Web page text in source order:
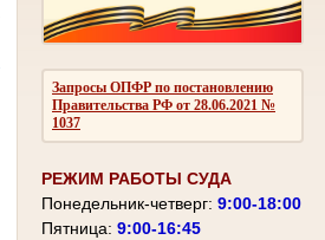
Запросы ОПФР по постановлению
Правительства РФ от 28.06.2021 №
1037
РЕЖИМ РАБОТЫ СУДА
Понедельник-четверг: 9:00-18:00
Пятница: 9:00-16:45